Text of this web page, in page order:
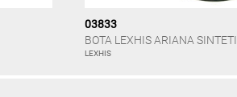
03833
BOTA LEXHIS ARIANA
LEXHIS